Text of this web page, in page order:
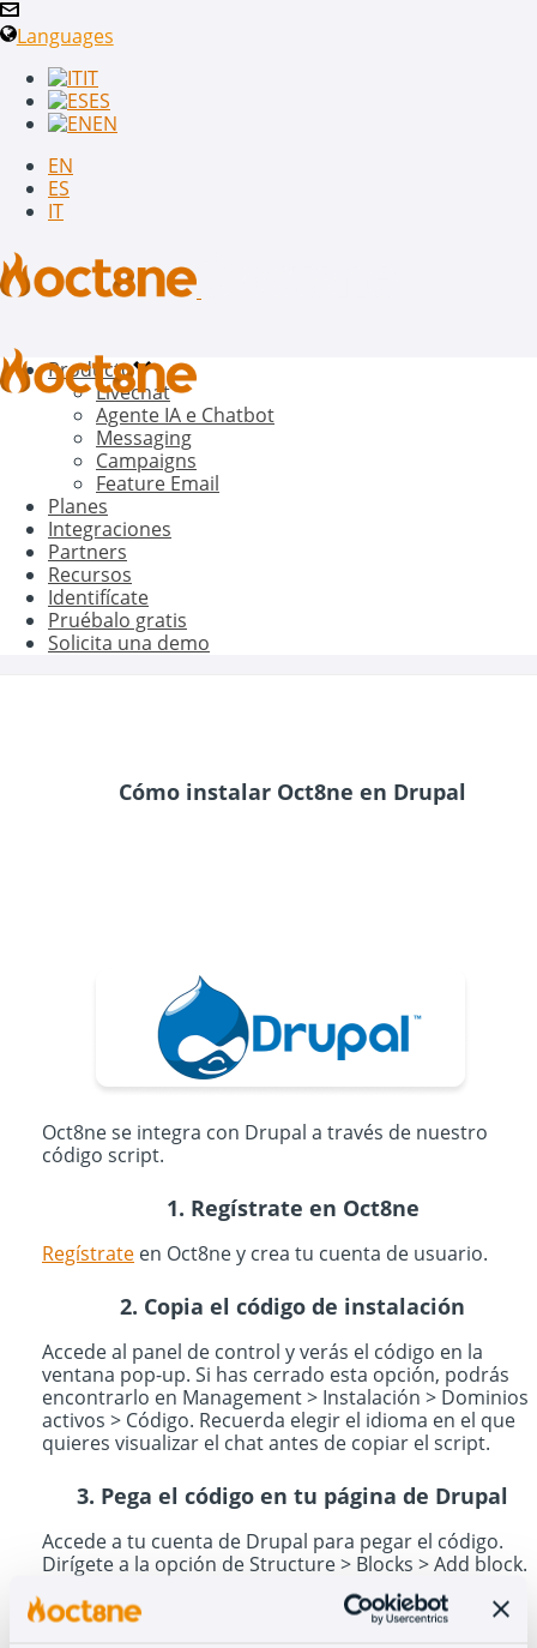
Languages
IT
ES
EN
EN
ES
IT
Producto
Livechat
Agente IA e Chatbot
Messaging
Campaigns
Feature Email
Planes
Integraciones
Partners
Recursos
Identifícate
Pruébalo gratis
Solicita una demo
Cómo instalar Oct8ne en Drupal
Oct8ne se integra con Drupal a través de nuestro
código script.
1. Regístrate en Oct8ne
Regístrate en Oct8ne y crea tu cuenta de usuario.
2. Copia el código de instalación
Accede al panel de control y verás el código en la
ventana pop-up. Si has cerrado esta opción, podrás
encontrarlo en Management > Instalación > Dominios
activos > Código. Recuerda elegir el idioma en el que
quieres visualizar el chat antes de copiar el script.
3. Pega el código en tu página de Drupal
Accede a tu cuenta de Drupal para pegar el código.
Dirígete a la opción de Structure > Blocks > Add block.
Elige un título y una descripción, pega el script dentro
de Block body y asegúrate de haber seleccionado el
formato de texto Full HTML. Guarda los cambios y